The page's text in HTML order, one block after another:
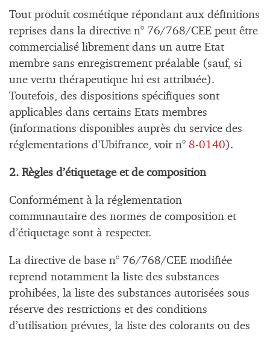
Tout produit cosmétique répondant aux définitions
reprises dans la directive n° 76/768/CEE peut être
commercialisé librement dans un autre Etat
membre sans enregistrement préalable (sauf, si
une vertu thérapeutique lui est attribuée).
Toutefois, des dispositions spécifiques sont
applicables dans certains Etats membres
(informations disponibles auprès du service des
réglementations d’Ubifrance, voir n° 8-0140).
2. Règles d’étiquetage et de composition
Conformément à la réglementation
communautaire des normes de composition et
d’étiquetage sont à respecter.
La directive de base n° 76/768/CEE modifiée
reprend notamment la liste des substances
prohibées, la liste des substances autorisées sous
réserve des restrictions et des conditions
d’utilisation prévues, la liste des colorants ou des